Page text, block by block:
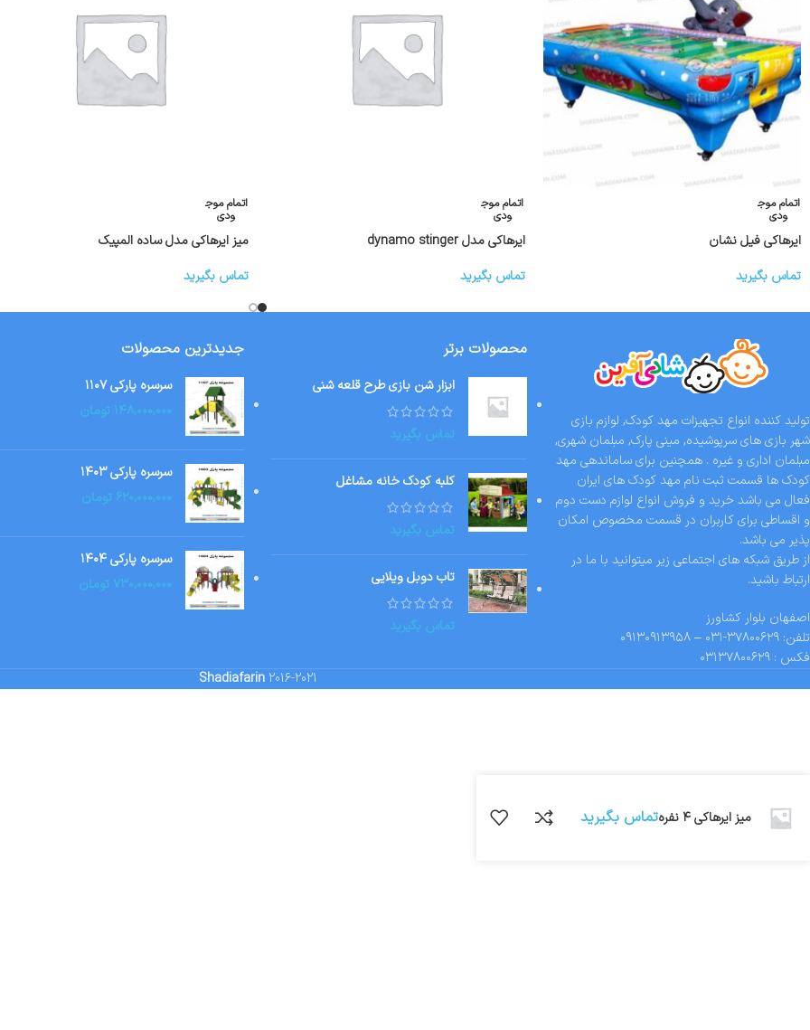
اتمام موج
ودی
ایرهاکی فیل نشان
تماس بگیرید
اتمام موج
ودی
ایرهاکی مدل dynamo stinger
تماس بگیرید
اتمام موج
ودی
میز ایرهاکی مدل ساده المپیک
تماس بگیرید
تولید کننده انواع تجهیزات مهد کودک, لوازم بازی
شهر بازی های سرپوشیده, مینی پارک, مبلمان شهری,
مبلمان اداری و غیره . همچنین برای ساماندهی مهد
کودک ها قسمت ثبت نام مهد کودک های ایران
فعال می باشد خرید و فروش انواع لوازم دست دوم
و اقساطی برای کاربران در قسمت مخصوص امکان
پذیر می باشد.
از طریق شبکه های اجتماعی زیر میتوانید با ما در
ارتباط باشید.
اصفهان بلوار کشاورز
تلفن: ۳۷۸۰۰۶۲۹-۰۳۱ – ۰۹۱۳۰۹۱۳۹۵۸
فکس : ۰۳۱۳۷۸۰۰۶۲۹
محصولات برتر
ابزار شن بازی طرح قلعه شنی
تماس بگیرید
کلبه کودک خانه مشاغل
تماس بگیرید
تاب دوبل ویلایی
تماس بگیرید
جدیدترین محصولات
سرسره پارکی ۱۱۰۷
۱۴۸,۰۰۰,۰۰۰ تومان
سرسره پارکی ۱۴۰۳
۶۲۰,۰۰۰,۰۰۰ تومان
سرسره پارکی ۱۴۰۴
۷۳۰,۰۰۰,۰۰۰ تومان
Shadiafarin 2016-2021
میز ایرهاکی ۴ نفره تماس بگیرید